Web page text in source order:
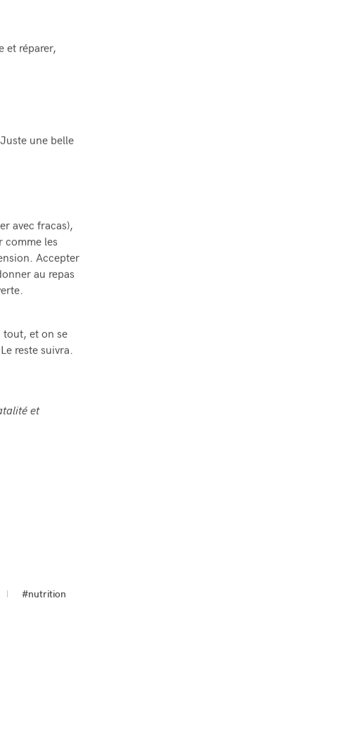
et réparer,
une belle
avec fracas),
comme les
Accepter
au repas
et on se
reste suivra.
et
#nutrition